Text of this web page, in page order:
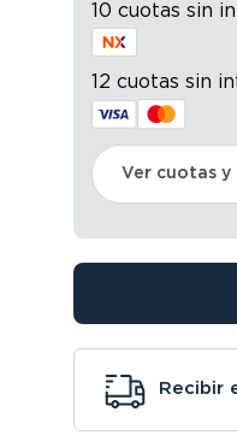
10 cuotas sin
12 cuotas sin
Ver cuotas
Recibir